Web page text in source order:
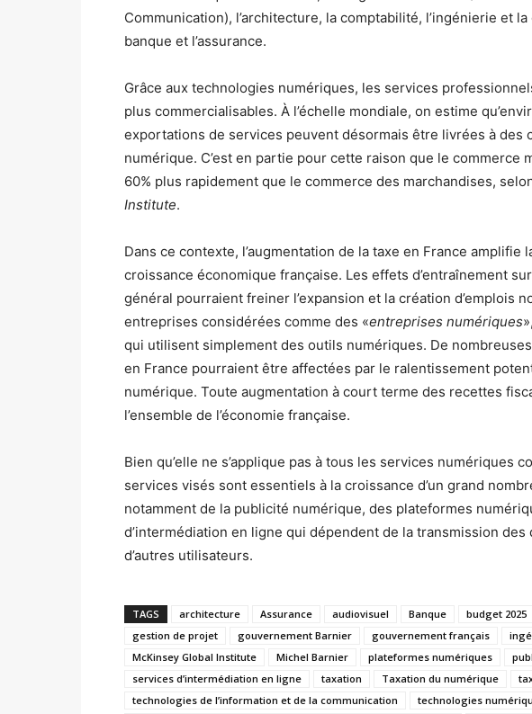
Communication), l’architecture, la comptabilité, l’ingénierie et
banque et l’assurance.
Grâce aux technologies numériques, les services
plus commercialisables. À l’échelle mondiale, on estime
exportations de services peuvent désormais être livrées à des
numérique. C’est en partie pour cette raison que le commerce
60% plus rapidement que le commerce des marchandises,
Institute.
Dans ce contexte, l’augmentation de la taxe en France amplifie
croissance économique française. Les effets d’entraînement
général pourraient freiner l’expansion et la création d’emplois
entreprises considérées comme des «entreprises numériques
qui utilisent simplement des outils numériques. De
en France pourraient être affectées par le ralentissement
numérique. Toute augmentation à court terme des recettes
l’ensemble de l’économie française.
Bien qu’elle ne s’applique pas à tous les services numériques
services visés sont essentiels à la croissance d’un grand
notamment de la publicité numérique, des plateformes
d’intermédiation en ligne qui dépendent de la transmission
d’autres utilisateurs.
TAGS architecture Assurance audiovisuel Banque budget 2025
gestion de projet
gouvernement Barnier gouvernement français
McKinsey Global Institute
Michel Barnier plateformes numériques
services d’intermédiation en ligne
taxation Taxation du numérique
technologies de l’information et de la communication
technologies